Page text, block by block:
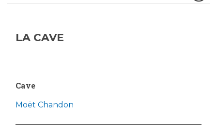
LA CAVE
Cave
Moët Chandon